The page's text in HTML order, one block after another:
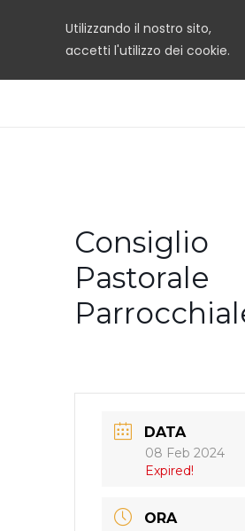
Utilizzando il nostro sito,
accetti l'utilizzo dei cookie.
Consiglio
Pastorale
DATA
08 Feb 2024
Expired!
ORA